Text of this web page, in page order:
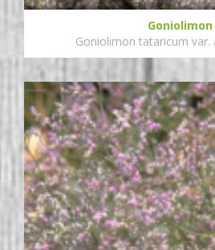
Goniolimon
Goniolimon tataricum var.